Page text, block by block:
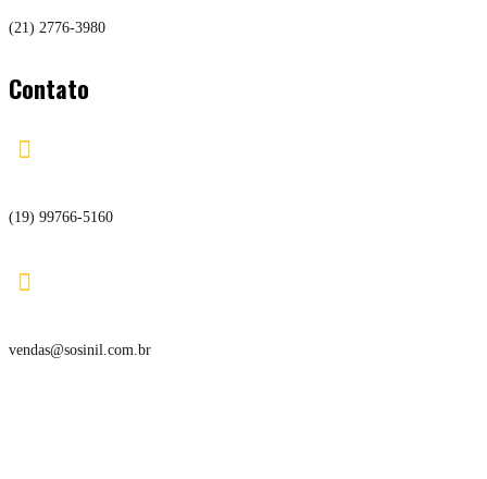
(21) 2776-3980
Contato

(19) 99766-5160

vendas@sosinil.com.br